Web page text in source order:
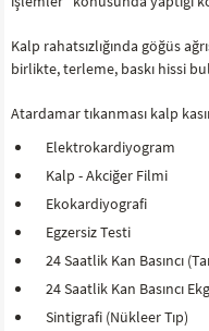
Kalp rahatsızlığında göğüs
birlikte, terleme, baskı hissi
Atardamar tıkanması kalp
Elektrokardiyogram
Kalp - Akciğer Filmi
Ekokardiyografi
Egzersiz Testi
24 Saatlik Kan Basıncı
24 Saatlik Kan Basıncı
Sintigrafi (Nükleer Tıp)